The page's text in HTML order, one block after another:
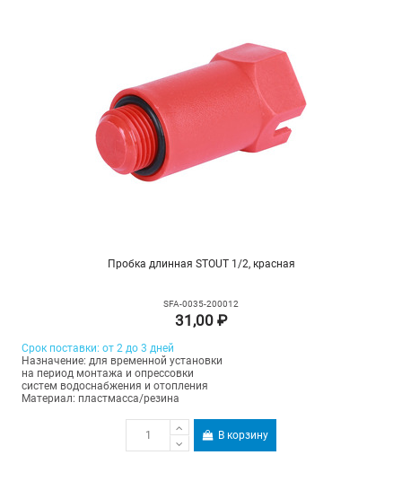
Пробка длинная STOUT 1/2, красная
SFA-0035-200012
31,00 ₽
Срок поставки: от 2 до 3 дней
Назначение: для временной установки
на период монтажа и опрессовки
систем водоснабжения и отопления
Материал: пластмасса/резина
В корзину